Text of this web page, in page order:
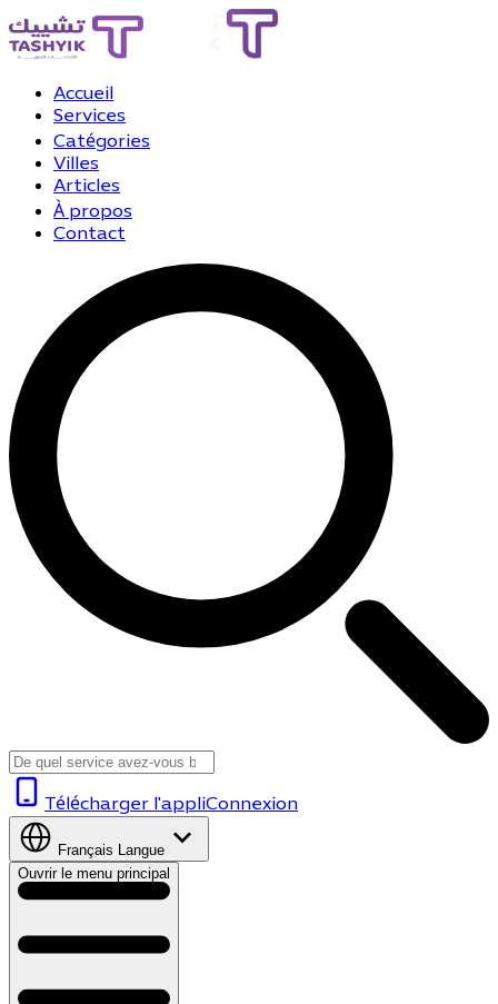
Accueil
Services
Catégories
Villes
Articles
À propos
Contact
Télécharger l'appliConnexion
Français Langue
Ouvrir le menu principal